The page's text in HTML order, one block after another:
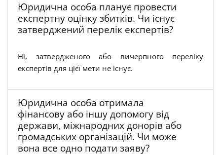
Юридична особа планує провести
експертну оцінку збитків. Чи існує
затверджений перелік експертів?
Ні, затвердженого або вичерпного переліку
експертів для цієї мети не існує.
Юридична особа отримала
фінансову або іншу допомогу від
держави, міжнародних донорів або
громадських організацій. Чи може
вона все одно подати заяву?